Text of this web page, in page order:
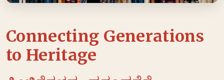
Connecting Generations
to Heritage